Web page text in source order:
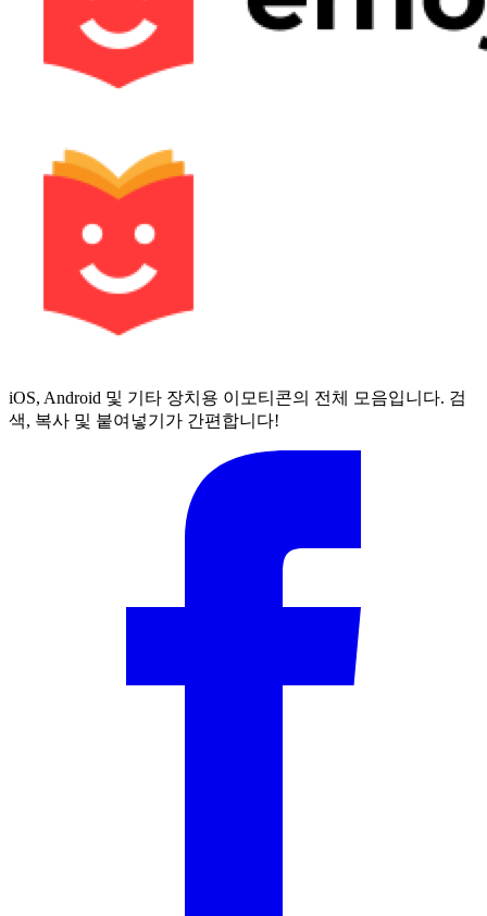
iOS, Android 및 기타 장치용 이모티콘의 전체 모음입니다. 검
색, 복사 및 붙여넣기가 간편합니다!